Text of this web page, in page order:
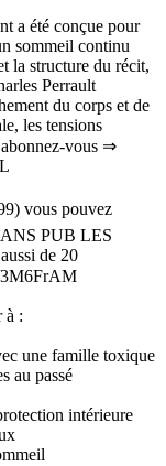
a été conçue pour
sommeil continu
la structure du récit,
Perrault
du corps et de
les tensions
abonnez-vous ⇒
vous pouvez
PUB LES
de 20
à :
une famille toxique
au passé
intérieure